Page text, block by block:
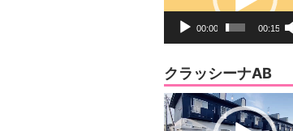
ー
00:00 00:15
クラッシーナAB
動
画